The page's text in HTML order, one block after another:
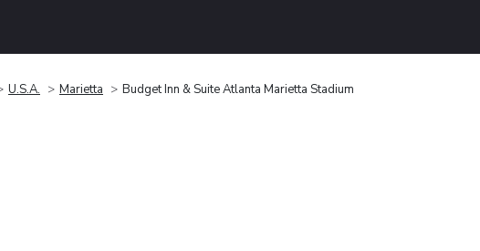
U.S.A. Marietta Budget Inn & Suite Atlanta Marietta Stadium